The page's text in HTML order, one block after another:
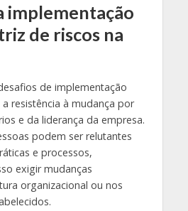
implementação
de riscos na
de implementação
resistência à mudança por
e da liderança da empresa.
podem ser relutantes
e processos,
exigir mudanças
organizacional ou nos